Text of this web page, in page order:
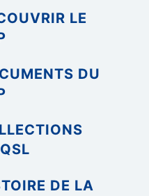
LE
DU
DE LA